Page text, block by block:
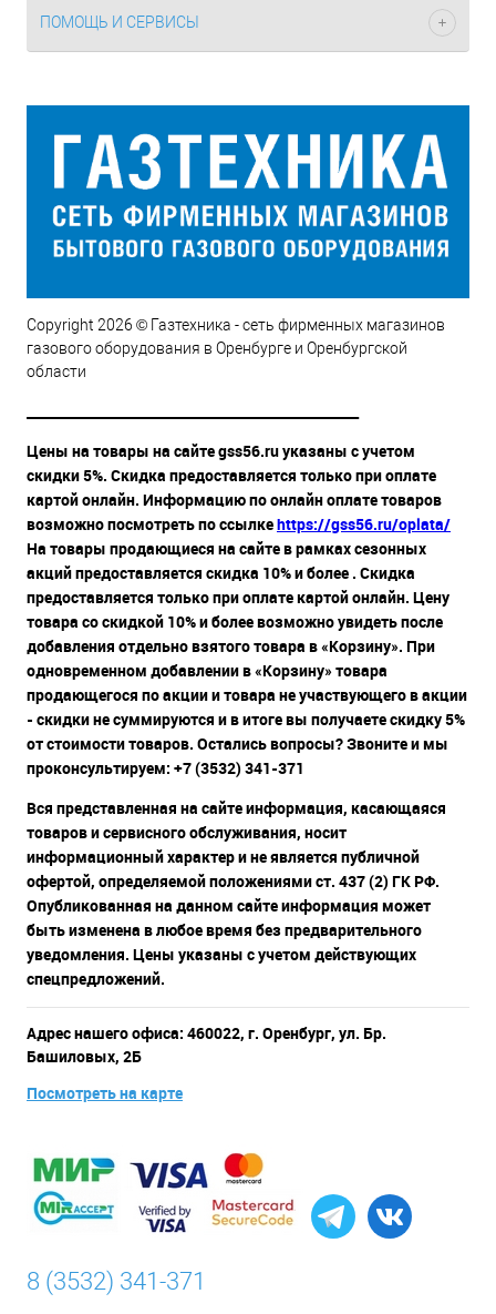
ПОМОЩЬ И СЕРВИСЫ
Copyright 2026 © Газтехника - сеть фирменных магазинов
газового оборудования в Оренбурге и Оренбургской
области
Цены на товары на сайте gss56.ru указаны с учетом
скидки 5%. Скидка предоставляется только при оплате
картой онлайн. Информацию по онлайн оплате товаров
возможно посмотреть по ссылкеhttps://gss56.ru/oplata/
На товары продающиеся на сайте в рамках сезонных
акций предоставляется скидка 10% и более . Скидка
предоставляется только при оплате картой онлайн. Цену
товара со скидкой 10% и более возможно увидеть после
добавления отдельно взятого товара в «Корзину». При
одновременном добавлении в «Корзину» товара
продающегося по акции и товара не участвующего в акции
- скидки не суммируются и в итоге вы получаете скидку 5%
от стоимости товаров. Остались вопросы? Звоните и мы
проконсультируем: +7 (3532) 341-371
Вся представленная на сайте информация, касающаяся
товаров и сервисного обслуживания, носит
информационный характер и не является публичной
офертой, определяемой положениями ст. 437 (2) ГК РФ.
Опубликованная на данном сайте информация может
быть изменена в любое время без предварительного
уведомления. Цены указаны с учетом действующих
спецпредложений.
Адрес нашего офиса: 460022, г. Оренбург, ул. Бр.
Башиловых, 2Б
Посмотреть на карте
8 (3532) 341-371